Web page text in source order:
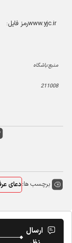
www.yjc.irرمز فایل:
منبع:باشگاه
211008
برچسب ها:دعای عرفه
ارسال